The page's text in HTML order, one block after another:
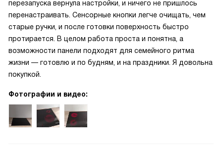
перезапуска вернула настройки, и ничего не пришлось
перенастраивать. Сенсорные кнопки легче очищать, чем
старые ручки, и после готовки поверхность быстро
протирается. В целом работа проста и понятна, а
возможности панели подходят для семейного ритма
жизни — готовлю и по будням, и на праздники. Я довольна
покупкой.
Фотографии и видео: